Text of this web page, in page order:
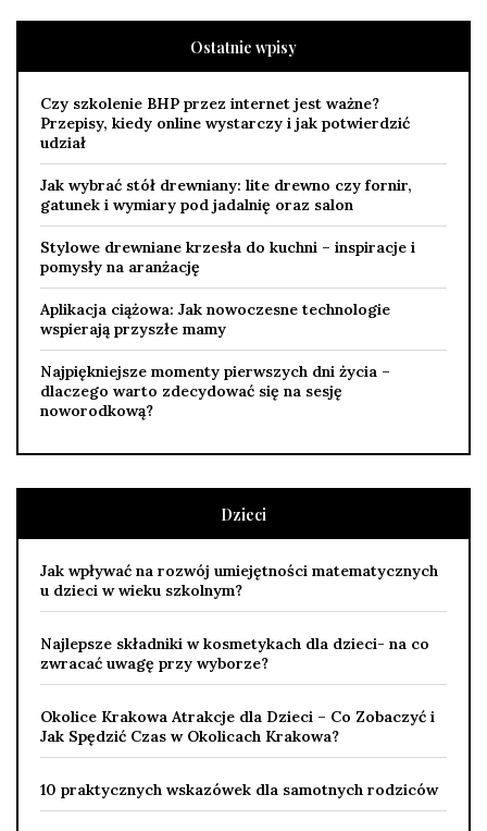
Ostatnie wpisy
Czy szkolenie BHP przez internet jest ważne?
Przepisy, kiedy online wystarczy i jak potwierdzić
udział
Jak wybrać stół drewniany: lite drewno czy fornir,
gatunek i wymiary pod jadalnię oraz salon
Stylowe drewniane krzesła do kuchni – inspiracje i
pomysły na aranżację
Aplikacja ciążowa: Jak nowoczesne technologie
wspierają przyszłe mamy
Najpiękniejsze momenty pierwszych dni życia –
dlaczego warto zdecydować się na sesję
noworodkową?
Dzieci
Jak wpływać na rozwój umiejętności matematycznych
u dzieci w wieku szkolnym?
Najlepsze składniki w kosmetykach dla dzieci- na co
zwracać uwagę przy wyborze?
Okolice Krakowa Atrakcje dla Dzieci – Co Zobaczyć i
Jak Spędzić Czas w Okolicach Krakowa?
10 praktycznych wskazówek dla samotnych rodziców